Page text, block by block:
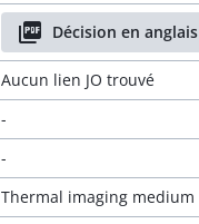
Décision en anglais
Aucun lien JO trouvé
-
-
Thermal imaging medium